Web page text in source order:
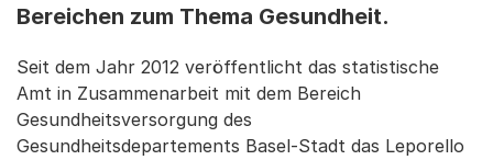
Bereichen zum Thema Gesundheit.
Seit dem Jahr 2012 veröffentlicht das statistische
Amt in Zusammenarbeit mit dem Bereich
Gesundheitsversorgung des
Gesundheitsdepartements Basel-Stadt das Leporello